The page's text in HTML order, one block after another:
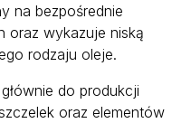
na bezpośrednie
oraz wykazuje niską
rodzaju oleje.
do produkcji
oraz elementów